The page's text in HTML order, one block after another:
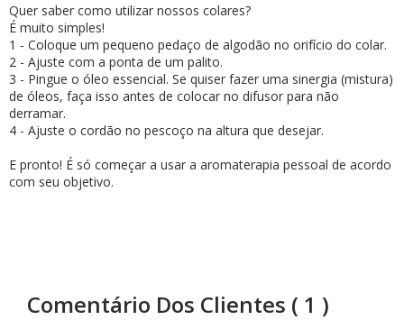
Quer saber como utilizar nossos colares?⠀
É muito simples!
1 - Coloque um pequeno pedaço de algodão no orifício do colar.
2 - Ajuste com a ponta de um palito.
3 - Pingue o óleo essencial. Se quiser fazer uma sinergia (mistura)
de óleos, faça isso antes de colocar no difusor para não
derramar.
4 - Ajuste o cordão no pescoço na altura que desejar.⠀
E pronto! É só começar a usar a aromaterapia pessoal de acordo
com seu objetivo.
Comentário Dos Clientes ( 1 )